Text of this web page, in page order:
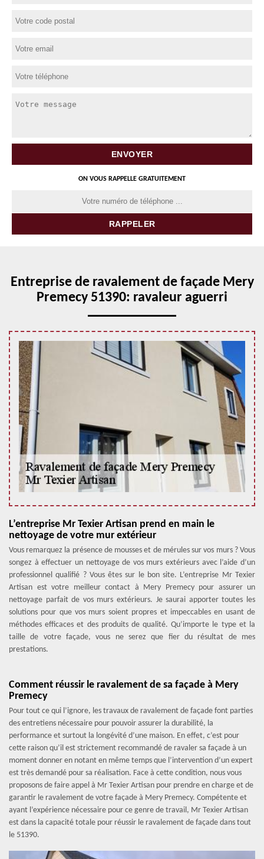
ON VOUS RAPPELLE GRATUITEMENT
Entreprise de ravalement de façade Mery
Premecy 51390: ravaleur aguerri
L’entreprise Mr Texier Artisan prend en main le
nettoyage de votre mur extérieur
Vous remarquez la présence de mousses et de mérules sur vos murs ? Vous
songez à effectuer un nettoyage de vos murs extérieurs avec l’aide d’un
professionnel qualifié ? Vous êtes sur le bon site. L’entreprise Mr Texier
Artisan est votre meilleur contact à Mery Premecy pour assurer un
nettoyage parfait de vos murs extérieurs. Je saurai apporter toutes les
solutions pour que vos murs soient propres et impeccables en usant de
méthodes efficaces et des produits de qualité. Qu’importe le type et la
taille de votre façade, vous ne serez que fier du résultat de mes
prestations.
Comment réussir le ravalement de sa façade à Mery
Premecy
Pour tout ce qui l’ignore, les travaux de ravalement de façade font parties
des entretiens nécessaire pour pouvoir assurer la durabilité, la
performance et surtout la longévité d’une maison. En effet, c’est pour
cette raison qu’il est strictement recommandé de ravaler sa façade à un
moment donner en notant en même temps que l’intervention d’un expert
est très demandé pour sa réalisation. Face à cette condition, nous vous
proposons de faire appel à Mr Texier Artisan pour prendre en charge et de
garantir le ravalement de votre façade à Mery Premecy. Compétente et
ayant l’expérience nécessaire pour ce genre de travail, Mr Texier Artisan
est dans la capacité totale pour réussir le ravalement de façade dans tout
le 51390.